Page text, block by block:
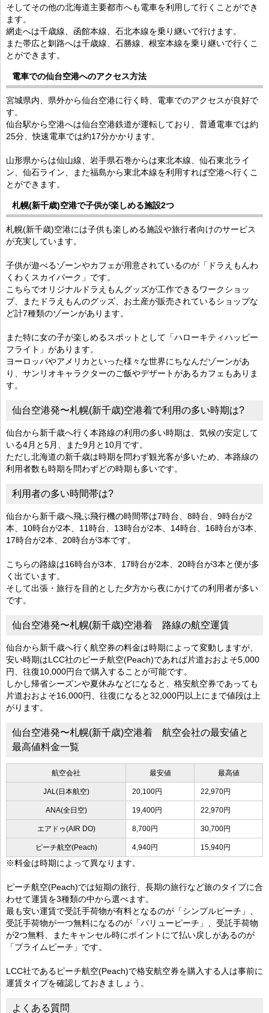
そしてその他の北海道主要都市へも電車を利用して行くことができ
ます。
網走へは千歳線、函館本線、石北本線を乗り継いで行けます。
また帯広と釧路へは千歳線、石勝線、根室本線を乗り継いで行くこ
とができます。
電車での仙台空港へのアクセス方法
宮城県内、県外から仙台空港に行く時、電車でのアクセスが良好で
す。
仙台駅から空港へは仙台空港鉄道が運転しており、普通電車では約
25分、快速電車では約17分かかります。
山形県からは仙山線、岩手県石巻からは東北本線、仙石東北ライ
ン、仙石ライン、また福島から東北本線を利用すれば空港へ行くこ
とができます。
札幌(新千歳)空港で子供が楽しめる施設2つ
札幌(新千歳)空港には子供も楽しめる施設や旅行者向けのサービス
が充実しています。
子供が遊べるゾーンやカフェが用意されているのが「ドラえもんわ
くわくスカイパーク」です。
こちらでオリジナルドラえもんグッズが工作できるワークショッ
プ、またドラえもんのグッズ、お土産が販売されているショップな
ど計7種類のゾーンがあります。
また特に女の子が楽しめるスポットとして「ハローキティハッピー
フライト」があります。
ヨーロッパやアメリカといった様々な世界にちなんだゾーンがあ
り、サンリオキャラクターのご飯やデザートがあるカフェもありま
す。
仙台空港発〜札幌(新千歳)空港着で利用の多い時期は?
仙台から新千歳へ行く本路線の利用の多い時期は、気候の安定して
いる4月と5月、また9月と10月です。
ただし北海道の新千歳は時期を問わず観光客が多いため、本路線の
利用者数も時期を問わずどの時期も多いです。
利用者の多い時間帯は?
仙台から新千歳へ飛ぶ飛行機の時間帯は7時台、8時台、9時台が2
本、10時台が2本、11時台、13時台が2本、14時台、16時台が3本、
17時台が2本、20時台が3本です。
こちらの路線は16時台が3本、17時台が2本、20時台が3本と便が多
く出ています。
そして出張・旅行を目的とした夕方から夜にかけての利用者が多い
です。
仙台空港発〜札幌(新千歳)空港着 路線の航空運賃
仙台から新千歳へ行く航空券の料金は時期によって変動しますが、
安い時期はLCC社のピーチ航空(Peach)であれば片道おおよそ5,000
円、往復10,000円台で購入することが可能です。
しかし帰省シーズンや夏休みなどになると、格安航空券であっても
片道おおよそ16,000円、往復になると32,000円以上にまで値段は上
がります。
仙台空港発〜札幌(新千歳)空港着 航空会社の最安値と
最高値料金一覧
航空会社 最安値 最高値
JAL(日本航空) 20,100円 22,970円
ANA(全日空) 19,400円 22,970円
エアドゥ(AIR DO) 8,700円 30,700円
ピーチ航空(Peach) 4,940円 15,940円
※料金は時期によって異なります。
ピーチ航空(Peach)では短期の旅行、長期の旅行など旅のタイプに合
わせて運賃を3種類の中から選べます。
最も安い運賃で受託手荷物が有料となるのが「シンプルピーチ」、
受託手荷物が一つ無料になるのが「バリューピーチ」、受託手荷物
が2つ無料、またキャンセル時にポイントにて払い戻しがあるのが
「プライムピーチ」です。
LCC社であるピーチ航空(Peach)で格安航空券を購入する人は事前に
運賃タイプを確認しておきましょう。
よくある質問